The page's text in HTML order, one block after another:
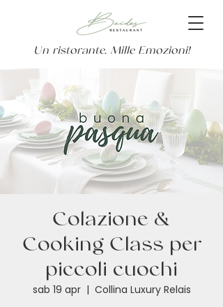
Un ristorante, Mille Emozioni!
Colazione &
Cooking Class per
piccoli cuochi
sab 19 apr
  |
Collina Luxury Relais